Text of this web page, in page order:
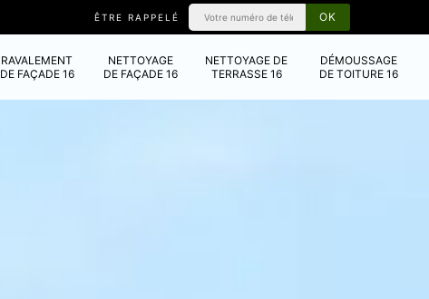
ÊTRE RAPPELÉ
RAVALEMENT
DE FAÇADE 16
NETTOYAGE
DE FAÇADE 16
NETTOYAGE DE
TERRASSE 16
DÉMOUSSAGE
DE TOITURE 16